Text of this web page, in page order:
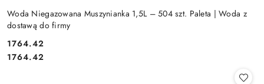
Woda Niegazowana Muszynianka 1,5L – 504 szt. Paleta | Woda z
dostawą do firmy
Cena:
1764.42
Cena:
1764.42